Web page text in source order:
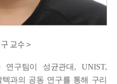
교수 >
연구팀이 성균관대 , UNIST,
텍과의 공동 연구를 통해 구리